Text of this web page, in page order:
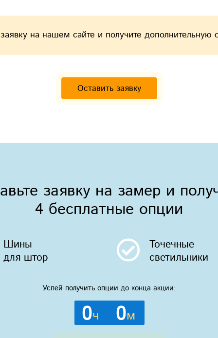
на нашем сайте и получите дополнительную
Оставить заявку
заявку на замер и
4 бесплатные опции
Шины
для штор
Точечные
светильники
Успей получить опции до конца акции:
0ч 0м